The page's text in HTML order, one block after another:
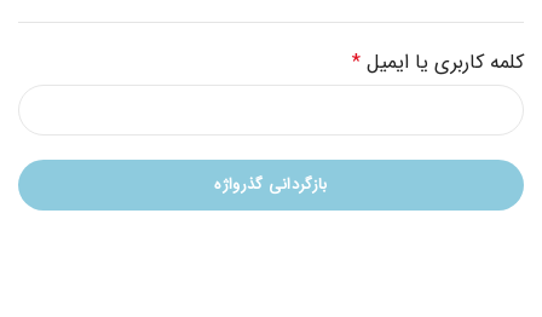
کلمه کاربری یا ایمیل *
بازگردانی گذرواژه